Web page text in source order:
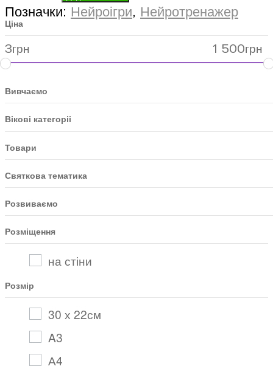
Позначки: Нейроігри, Нейротренажер
Ціна
3грн 1 500грн
Вивчаємо
Вікові категоріі
Товари
Святкова тематика
Розвиваємо
Розміщення
на стіни
Розмір
30 х 22см
A3
А4